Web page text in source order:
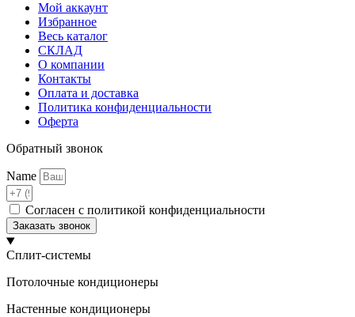
Мой аккаунт
Избранное
Весь каталог
СКЛАД
О компании
Контакты
Оплата и доставка
Политика конфиденциальности
Оферта
Обратный звонок
Name
Согласен с политикой конфиденциальности
Заказать звонок
Сплит-системы
Потолочные кондиционеры
Настенные кондиционеры